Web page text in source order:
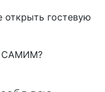
гостевую
САМИМ?